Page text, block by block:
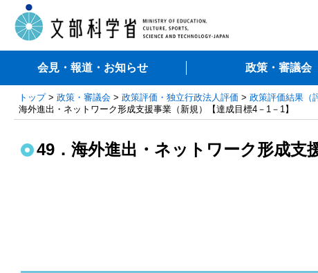
会見・報道・お知らせ 政策・審議会
トップ> 政策・審議会 > 政策評価・独立行政法人評価 > 政策評価結果（
海外進出・ネットワーク形成支援事業（新規）【達成目標4－1－1】
49．海外進出・ネットワーク形成支